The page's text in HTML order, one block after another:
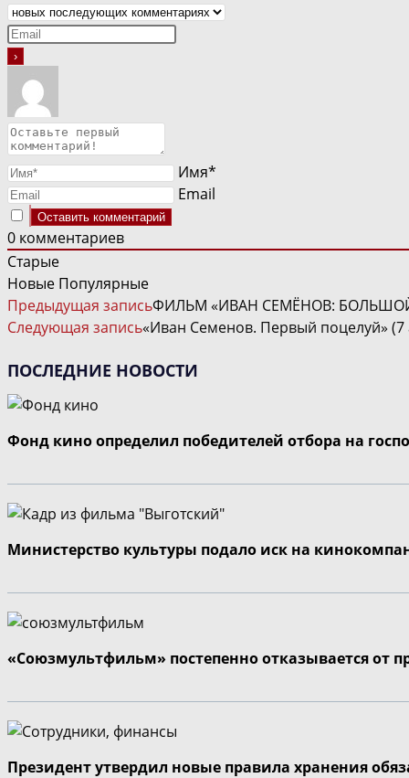
Имя*
Email
0 комментариев
Старые
Новые Популярные
ЧИТАТЬ
ДАЛЕЕ
СТАТЬИ
Предыдущая записьФИЛЬМ «ИВАН СЕМЁНОВ:
Следующая запись«Иван Семенов. Первый поцелуй» (7
ПОСЛЕДНИЕ НОВОСТИ
Фонд кино определил победителей отбора на
Министерство культуры подало иск на
«Союзмультфильм» постепенно отказывается от
Президент утвердил новые правила хранения